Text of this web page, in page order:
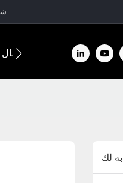
الاتصال
لك